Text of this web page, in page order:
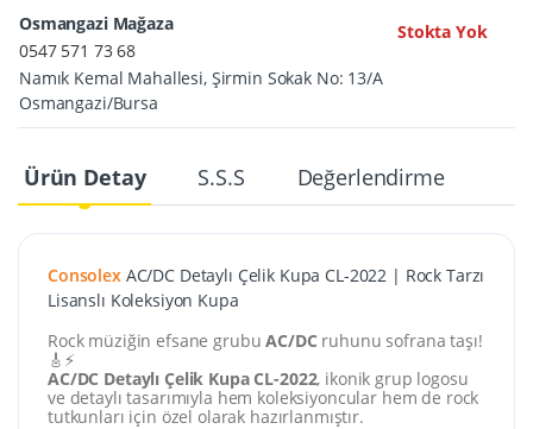
Osmangazi Mağaza
Stokta Yok
0547 571 73 68
Namık Kemal Mahallesi, Şirmin Sokak No: 13/A
Osmangazi/Bursa
Ürün Detay S.S.S Değerlendirme
ConsolexAC/DC Detaylı Çelik Kupa CL-2022 | Rock Tarzı
Lisanslı Koleksiyon Kupa
Rock müziğin efsane grubuAC/DC ruhunu sofrana taşı!
🎸⚡
AC/DC Detaylı Çelik Kupa CL-2022, ikonik grup logosu
ve detaylı tasarımıyla hem koleksiyoncular hem de rock
tutkunları için özel olarak hazırlanmıştır.